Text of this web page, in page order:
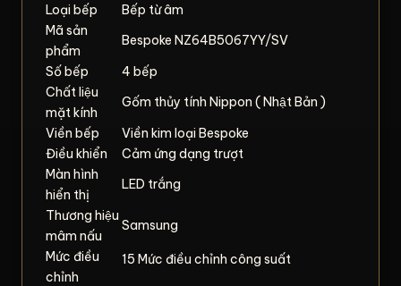
Loại bếp
Bếp từ âm
Mã sản
phẩm
Bespoke NZ64B5067YY/SV
Số bếp
4 bếp
Chất liệu
mặt kính
Gốm thủy tính Nippon ( Nhật Bản )
Viền bếp
Viền kim loại Bespoke
Điều khiển
Cảm ứng dạng trượt
Màn hình
hiển thị
LED trắng
Thương hiệu
mâm nấu
Samsung
Mức điều
chỉnh
15 Mức điều chỉnh công suất